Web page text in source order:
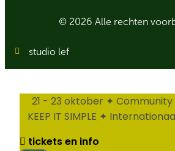
© 2026 Alle rechten
studio lef
21 - 23 oktober ✦
KEEP IT SIMPLE ✦
tickets en info